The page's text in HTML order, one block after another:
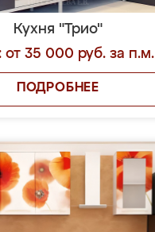
Кухня "Трио"
от 35 000 руб. за п.м.
ПОДРОБНЕЕ